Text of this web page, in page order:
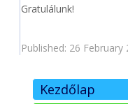
Gratulálunk!
Published: 26 February
Kezdőlap